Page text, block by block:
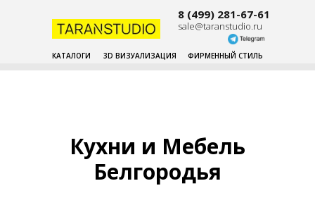
8 (499) 281-67-61
sale@taranstudio.ru
КАТАЛОГИ 3D ВИЗУАЛИЗАЦИЯ ФИРМЕННЫЙ СТИЛЬ
Кухни и Мебель
Белгородья